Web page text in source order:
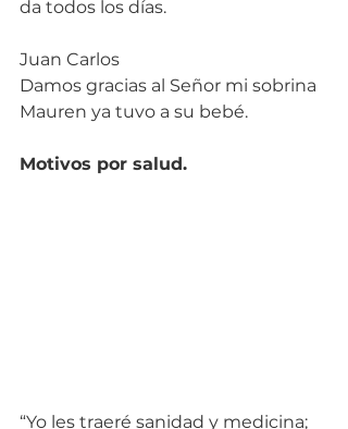
da todos los días.
Juan Carlos
Damos gracias al Señor mi sobrina
Mauren ya tuvo a su bebé.
Motivos por salud.
“Yo les traeré sanidad y medicina;